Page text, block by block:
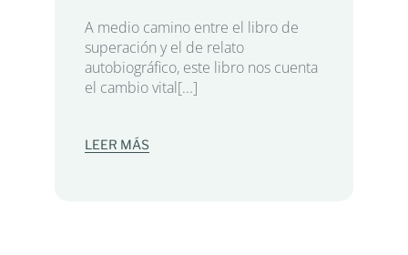
A medio camino entre el libro de
superación y el de relato
autobiográfico, este libro nos cuenta
el cambio vital[...]
LEER MÁS